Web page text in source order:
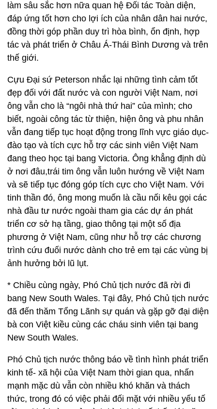
làm sâu sắc hơn nữa quan hệ Đối tác Toàn diện,
đáp ứng tốt hơn cho lợi ích của nhân dân hai nước,
đồng thời góp phần duy trì hòa bình, ổn định, hợp
tác và phát triển ở Châu Á-Thái Bình Dương và trên
thế giới.
Cựu Đại sứ Peterson nhắc lại những tình cảm tốt
đẹp đối với đất nước và con người Việt Nam, nơi
ông vẫn cho là “ngôi nhà thứ hai” của mình; cho
biết, ngoài công tác từ thiện, hiện ông và phu nhân
vẫn đang tiếp tục hoạt động trong lĩnh vực giáo dục-
đào tạo và tích cực hỗ trợ các sinh viên Việt Nam
đang theo học tại bang Victoria. Ông khẳng định dù
ở nơi đâu,trái tim ông vẫn luôn hướng về Việt Nam
và sẽ tiếp tục đóng góp tích cực cho Việt Nam. Với
tinh thần đó, ông mong muốn là cầu nối kêu gọi các
nhà đầu tư nước ngoài tham gia các dự án phát
triển cơ sở hạ tầng, giao thông tại một số địa
phương ở Việt Nam, cũng như hỗ trợ các chương
trình cứu đuối nước dành cho trẻ em tại các vùng bị
ảnh hưởng bởi lũ lụt.
* Chiều cùng ngày, Phó Chủ tịch nước đã rời đi
bang New South Wales. Tại đây, Phó Chủ tịch nước
đã đến thăm Tổng Lãnh sự quán và gặp gỡ đại diện
bà con Việt kiều cùng các cháu sinh viên tại bang
New South Wales.
Phó Chủ tịch nước thông báo về tình hình phát triển
kinh tế- xã hội của Việt Nam thời gian qua, nhấn
mạnh mặc dù vẫn còn nhiều khó khăn và thách
thức, trong đó có việc phải đối mặt với nhiều yếu tố